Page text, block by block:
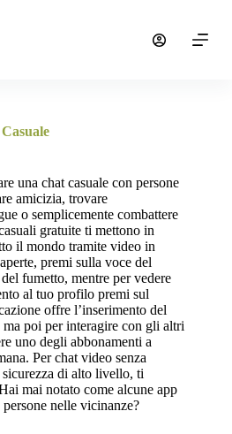
una chat casuale con persone
amicizia, trovare
o semplicemente combattere
gratuite ti mettono in
il mondo tramite video in
premi sulla voce del
fumetto, mentre per vedere
al tuo profilo premi sul
offre l’inserimento del
poi per interagire con gli altri
uno degli abbonamenti a
Per chat video senza
di alto livello, ti
mai notato come alcune app
nelle vicinanze?